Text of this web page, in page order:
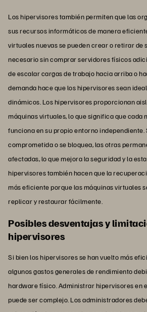
Los hipervisores también permiten que las
sus recursos informáticos de manera
virtuales nuevas se pueden crear o retirar de
necesario sin comprar servidores físicos
de escalar cargas de trabajo hacia arriba o
demanda hace que los hipervisores sean
dinámicos. Los hipervisores proporcionan
máquinas virtuales, lo que significa que cada
funciona en su propio entorno independiente.
comprometida o se bloquea, las otras
afectadas, lo que mejora la seguridad y la
hipervisores también hacen que la
más eficiente porque las máquinas virtuales
replicar y restaurar fácilmente.
Posibles desventajas y
hipervisores
Si bien los hipervisores se han vuelto más
algunos gastos generales de rendimiento
hardware físico. Administrar hipervisores en
puede ser complejo. Los administradores